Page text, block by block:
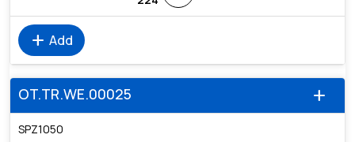
add Add
add
OT.TR.WE.00025
SPZ1050